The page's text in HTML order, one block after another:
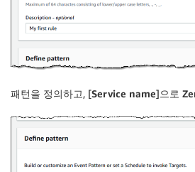
패턴을 정의하고, [Service name]으로